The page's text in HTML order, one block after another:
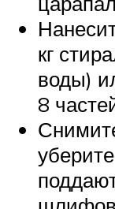
кг
воды)
8